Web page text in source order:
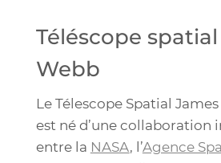
Téléscope
Webb
Le Télescope Spatial
est né d’une collaboration
entre la NASA, l’Agence